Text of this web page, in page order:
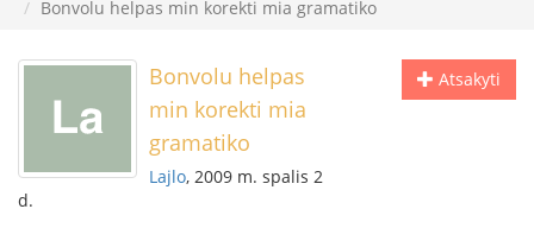
Bonvolu helpas min korekti mia gramatiko
Atsakyti
Bonvolu helpas
min korekti mia
gramatiko
Lajlo, 2009 m. spalis 2
d.